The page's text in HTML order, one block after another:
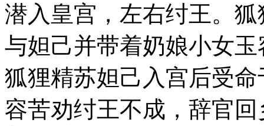
潜入皇宫，左右纣王。
与妲己并带着奶娘小女
狐狸精苏妲己入宫后受
容苦劝纣王不成，辞官回